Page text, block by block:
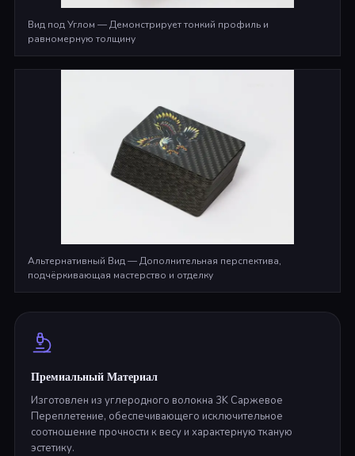
Вид под Углом — Демонстрирует тонкий профиль и
равномерную толщину
Альтернативный Вид — Дополнительная перспектива,
подчёркивающая мастерство и отделку
Премиальный Материал
Изготовлен из углеродного волокна 3K Саржевое
Переплетение, обеспечивающего исключительное
соотношение прочности к весу и характерную тканую
эстетику.